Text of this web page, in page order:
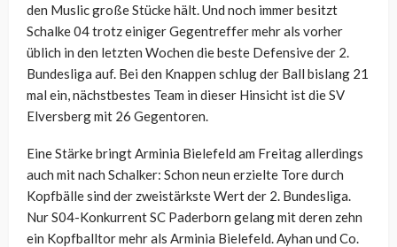
den Muslic große Stücke hält. Und noch immer besitzt
Schalke 04 trotz einiger Gegentreffer mehr als vorher
üblich in den letzten Wochen die beste Defensive der 2.
Bundesliga auf. Bei den Knappen schlug der Ball bislang 21
mal ein, nächstbestes Team in dieser Hinsicht ist die SV
Elversberg mit 26 Gegentoren.
Eine Stärke bringt Arminia Bielefeld am Freitag allerdings
auch mit nach Schalker: Schon neun erzielte Tore durch
Kopfbälle sind der zweistärkste Wert der 2. Bundesliga.
Nur S04-Konkurrent SC Paderborn gelang mit deren zehn
ein Kopfballtor mehr als Arminia Bielefeld. Ayhan und Co.